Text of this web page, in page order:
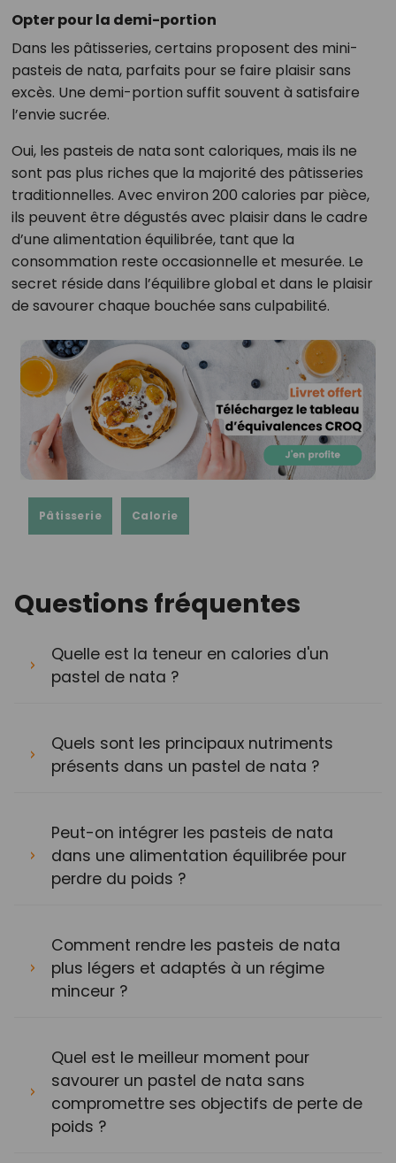
Opter pour la demi-portion
Dans les pâtisseries, certains proposent des mini-
pasteis de nata, parfaits pour se faire plaisir sans
excès. Une demi-portion suffit souvent à satisfaire
l’envie sucrée.
Oui, les pasteis de nata sont caloriques, mais ils ne
sont pas plus riches que la majorité des pâtisseries
traditionnelles. Avec environ 200 calories par pièce,
ils peuvent être dégustés avec plaisir dans le cadre
d’une alimentation équilibrée, tant que la
consommation reste occasionnelle et mesurée. Le
secret réside dans l’équilibre global et dans le plaisir
de savourer chaque bouchée sans culpabilité.
Pâtisserie Calorie
Questions fréquentes
Quelle est la teneur en calories d'un
pastel de nata ?
Quels sont les principaux nutriments
présents dans un pastel de nata ?
Peut-on intégrer les pasteis de nata
dans une alimentation équilibrée pour
perdre du poids ?
Comment rendre les pasteis de nata
plus légers et adaptés à un régime
minceur ?
Quel est le meilleur moment pour
savourer un pastel de nata sans
compromettre ses objectifs de perte de
poids ?